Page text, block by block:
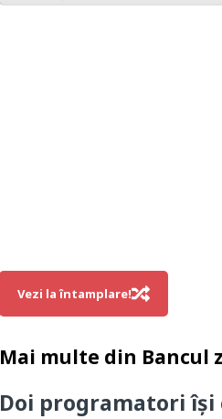
Vezi la întamplare!
Mai multe din Bancul
Doi programatori